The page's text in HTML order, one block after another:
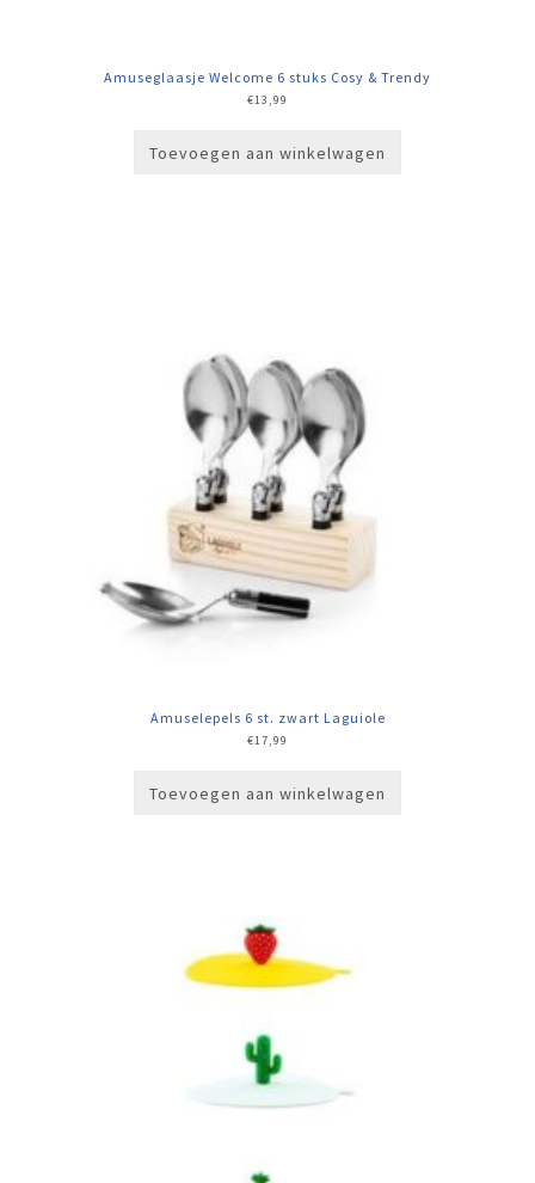
Amuseglaasje Welcome 6 stuks Cosy & Trendy
€13,99
Toevoegen aan winkelwagen
Amuselepels 6 st. zwart Laguiole
€17,99
Toevoegen aan winkelwagen